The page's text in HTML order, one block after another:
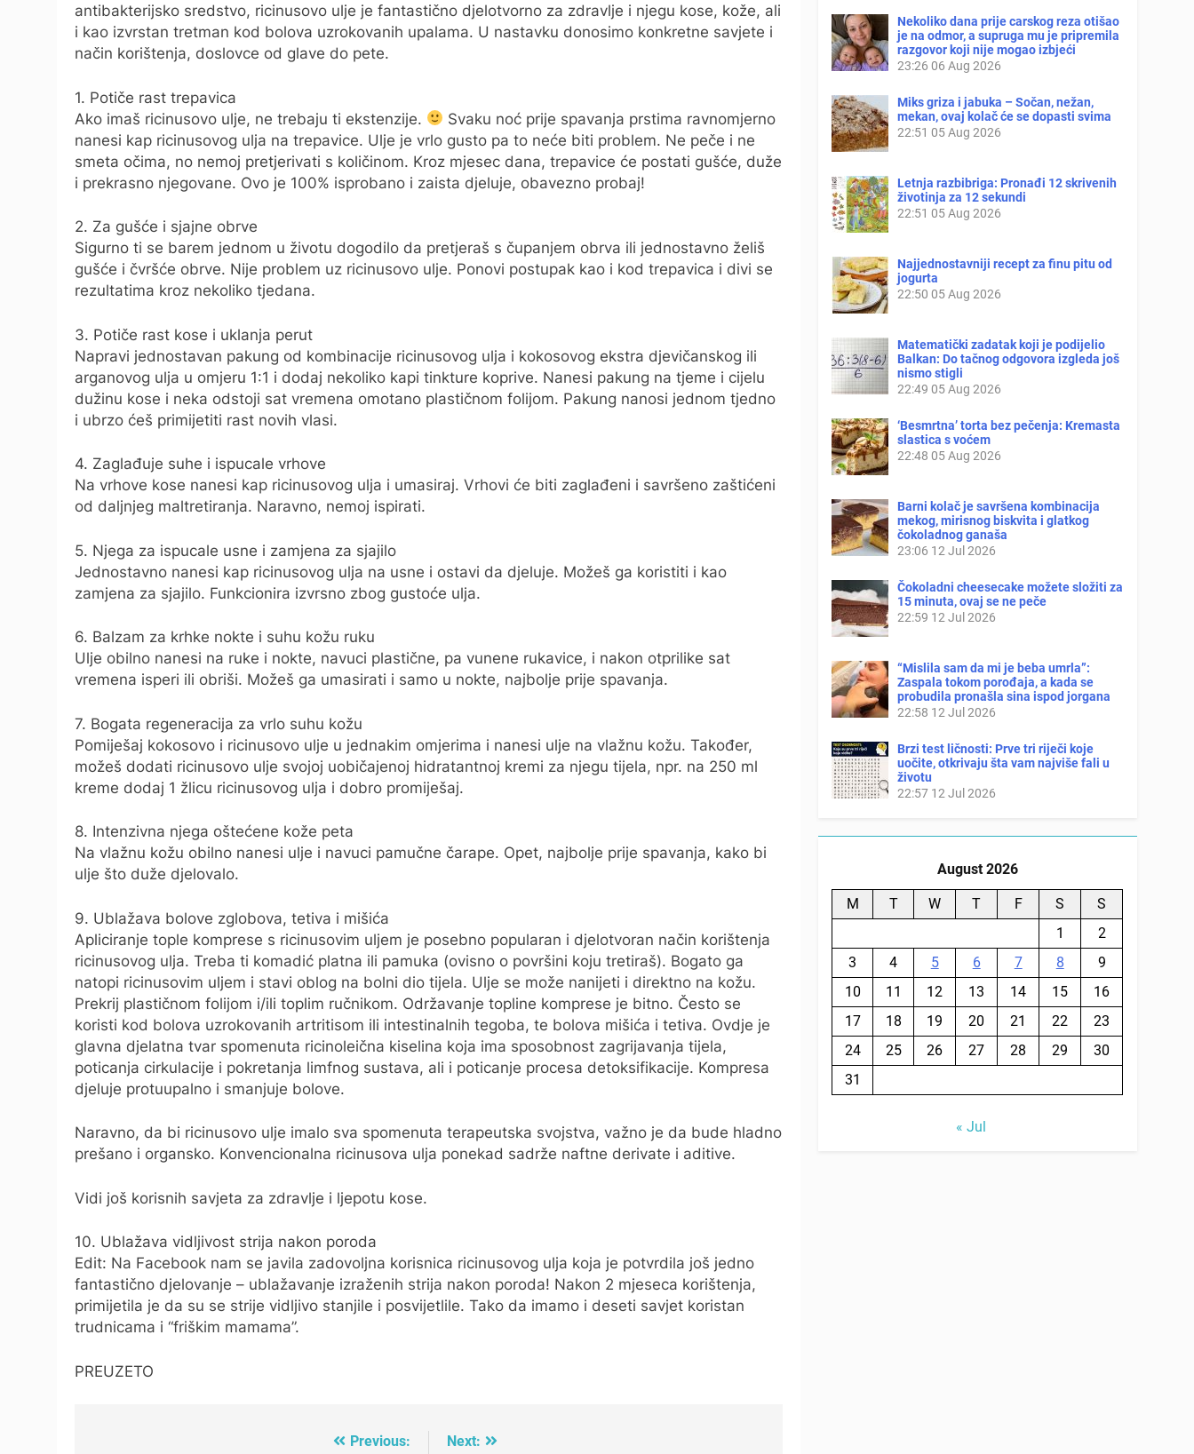
antibakterijsko sredstvo, ricinusovo ulje je fantastično djelotvorno za zdravlje i njegu kose, kože, ali
i kao izvrstan tretman kod bolova uzrokovanih upalama. U nastavku donosimo konkretne savjete i
način korištenja, doslovce od glave do pete.
1. Potiče rast trepavica
Ako imaš ricinusovo ulje, ne trebaju ti ekstenzije.
Svaku noć prije spavanja prstima ravnomjerno
nanesi kap ricinusovog ulja na trepavice. Ulje je vrlo gusto pa to neće biti problem. Ne peče i ne
smeta očima, no nemoj pretjerivati s količinom. Kroz mjesec dana, trepavice će postati gušće, duže
i prekrasno njegovane. Ovo je 100% isprobano i zaista djeluje, obavezno probaj!
2. Za gušće i sjajne obrve
Sigurno ti se barem jednom u životu dogodilo da pretjeraš s čupanjem obrva ili jednostavno želiš
gušće i čvršće obrve. Nije problem uz ricinusovo ulje. Ponovi postupak kao i kod trepavica i divi se
rezultatima kroz nekoliko tjedana.
3. Potiče rast kose i uklanja perut
Napravi jednostavan pakung od kombinacije ricinusovog ulja i kokosovog ekstra djevičanskog ili
arganovog ulja u omjeru 1:1 i dodaj nekoliko kapi tinkture koprive. Nanesi pakung na tjeme i cijelu
dužinu kose i neka odstoji sat vremena omotano plastičnom folijom. Pakung nanosi jednom tjedno
i ubrzo ćeš primijetiti rast novih vlasi.
4. Zaglađuje suhe i ispucale vrhove
Na vrhove kose nanesi kap ricinusovog ulja i umasiraj. Vrhovi će biti zaglađeni i savršeno zaštićeni
od daljnjeg maltretiranja. Naravno, nemoj ispirati.
5. Njega za ispucale usne i zamjena za sjajilo
Jednostavno nanesi kap ricinusovog ulja na usne i ostavi da djeluje. Možeš ga koristiti i kao
zamjena za sjajilo. Funkcionira izvrsno zbog gustoće ulja.
6. Balzam za krhke nokte i suhu kožu ruku
Ulje obilno nanesi na ruke i nokte, navuci plastične, pa vunene rukavice, i nakon otprilike sat
vremena isperi ili obriši. Možeš ga umasirati i samo u nokte, najbolje prije spavanja.
7. Bogata regeneracija za vrlo suhu kožu
Pomiješaj kokosovo i ricinusovo ulje u jednakim omjerima i nanesi ulje na vlažnu kožu. Također,
možeš dodati ricinusovo ulje svojoj uobičajenoj hidratantnoj kremi za njegu tijela, npr. na 250 ml
kreme dodaj 1 žlicu ricinusovog ulja i dobro promiješaj.
8. Intenzivna njega oštećene kože peta
Na vlažnu kožu obilno nanesi ulje i navuci pamučne čarape. Opet, najbolje prije spavanja, kako bi
ulje što duže djelovalo.
9. Ublažava bolove zglobova, tetiva i mišića
Apliciranje tople komprese s ricinusovim uljem je posebno popularan i djelotvoran način korištenja
ricinusovog ulja. Treba ti komadić platna ili pamuka (ovisno o površini koju tretiraš). Bogato ga
natopi ricinusovim uljem i stavi oblog na bolni dio tijela. Ulje se može nanijeti i direktno na kožu.
Prekrij plastičnom folijom i/ili toplim ručnikom. Održavanje topline komprese je bitno. Često se
koristi kod bolova uzrokovanih artritisom ili intestinalnih tegoba, te bolova mišića i tetiva. Ovdje je
glavna djelatna tvar spomenuta ricinoleična kiselina koja ima sposobnost zagrijavanja tijela,
poticanja cirkulacije i pokretanja limfnog sustava, ali i poticanje procesa detoksifikacije. Kompresa
djeluje protuupalno i smanjuje bolove.
Naravno, da bi ricinusovo ulje imalo sva spomenuta terapeutska svojstva, važno je da bude hladno
prešano i organsko. Konvencionalna ricinusova ulja ponekad sadrže naftne derivate i aditive.
Vidi još korisnih savjeta za zdravlje i ljepotu kose.
10. Ublažava vidljivost strija nakon poroda
Edit: Na Facebook nam se javila zadovoljna korisnica ricinusovog ulja koja je potvrdila još jedno
fantastično djelovanje – ublažavanje izraženih strija nakon poroda! Nakon 2 mjeseca korištenja,
primijetila je da su se strije vidljivo stanjile i posvijetlile. Tako da imamo i deseti savjet koristan
trudnicama i “friškim mamama”.
PREUZETO
Previous: Next:
Nekoliko dana prije carskog reza otišao
je na odmor, a supruga mu je pripremila
razgovor koji nije mogao izbjeći
23:26 06 Aug 2026
Miks griza i jabuka – Sočan, nežan,
mekan, ovaj kolač će se dopasti svima
22:51 05 Aug 2026
Letnja razbibriga: Pronađi 12 skrivenih
životinja za 12 sekundi
22:51 05 Aug 2026
Najjednostavniji recept za finu pitu od
jogurta
22:50 05 Aug 2026
Matematički zadatak koji je podijelio
Balkan: Do tačnog odgovora izgleda još
nismo stigli
22:49 05 Aug 2026
‘Besmrtna’ torta bez pečenja: Kremasta
slastica s voćem
22:48 05 Aug 2026
Barni kolač je savršena kombinacija
mekog, mirisnog biskvita i glatkog
čokoladnog ganaša
23:06 12 Jul 2026
Čokoladni cheesecake možete složiti za
15 minuta, ovaj se ne peče
22:59 12 Jul 2026
“Mislila sam da mi je beba umrla”:
Zaspala tokom porođaja, a kada se
probudila pronašla sina ispod jorgana
22:58 12 Jul 2026
Brzi test ličnosti: Prve tri riječi koje
uočite, otkrivaju šta vam najviše fali u
životu
22:57 12 Jul 2026
August 2026
M T W T F S
S
1
2
3
4 5 6 7 8
9
10
11 12 13 14 15
16
17
18 19 20 21 22
23
24
25 26 27 28 29
30
31
« Jul